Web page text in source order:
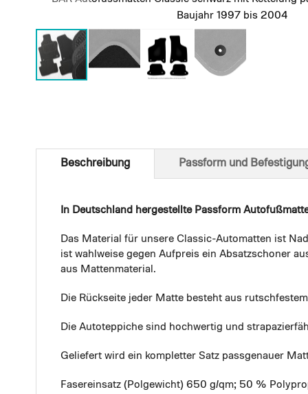
Baujahr 1997 bis 2004
of
Beschreibung
In Deutschland hergestellte Passform
Das Material für unsere Classic-Automatten ist
ist wahlweise gegen Aufpreis ein Absatzschoner
aus Mattenmaterial.
Die Rückseite jeder Matte besteht aus
Die Autoteppiche sind hochwertig und
Geliefert wird ein kompletter Satz passgenauer
Fasereinsatz (Polgewicht) 650 g/qm; 50 %
Passform und